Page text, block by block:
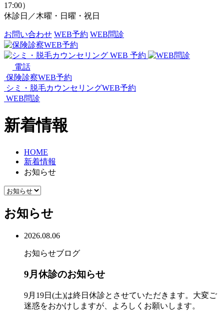
17:00）
休診日／木曜・日曜・祝日
お問い合わせ WEB予約 WEB問診
電話
保険診察WEB予約
シミ・脱毛カウンセリングWEB予約
WEB問診
新着情報
HOME
新着情報
お知らせ
お知らせ
2026.08.06
お知らせブログ
9月休診のお知らせ
9月19日(土)は終日休診とさせていただきます。大変ご
迷惑をおかけしますが、よろしくお願いします。